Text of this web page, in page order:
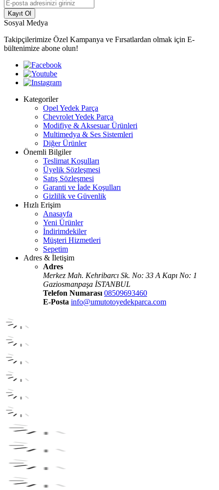
Kayıt Ol
Sosyal Medya
Takipçilerimize Özel Kampanya ve Fırsatlardan olmak için E-
bültenimize abone olun!
Kategoriler
Opel Yedek Parça
Chevrolet Yedek Parça
Modifiye & Aksesuar Ürünleri
Multimedya & Ses Sistemleri
Diğer Ürünler
Önemli Bilgiler
Teslimat Koşulları
Üyelik Sözleşmesi
Satış Sözleşmesi
Garanti ve İade Koşulları
Gizlilik ve Güvenlik
Hızlı Erişim
Anasayfa
Yeni Ürünler
İndirimdekiler
Müşteri Hizmetleri
Sepetim
Adres & İletişim
Adres
Merkez Mah. Kehribarcı Sk. No: 33 A Kapı No: 1
Gaziosmanpaşa İSTANBUL
Telefon Numarası 08509693460
E-Posta info@umutotoyedekparca.com